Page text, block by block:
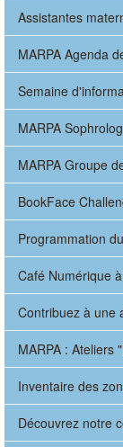
Assistantes
MARPA Agenda
Semaine
MARPA
MARPA Groupe
BookFace
Programmation
Café Numérique
Contribuez à une
MARPA : Ateliers
Inventaire des
Découvrez notre